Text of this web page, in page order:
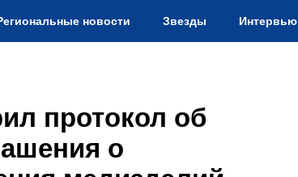
новости Звезды Интервью
протокол об
о